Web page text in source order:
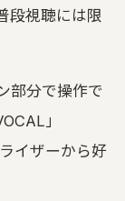
段視聴には限
部分で操作で
」
イザーから好